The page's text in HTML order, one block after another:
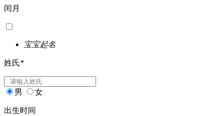
闰月
宝宝起名
姓氏*
男 女
出生时间